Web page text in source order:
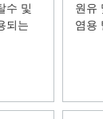
수 및
되는
원유
염용